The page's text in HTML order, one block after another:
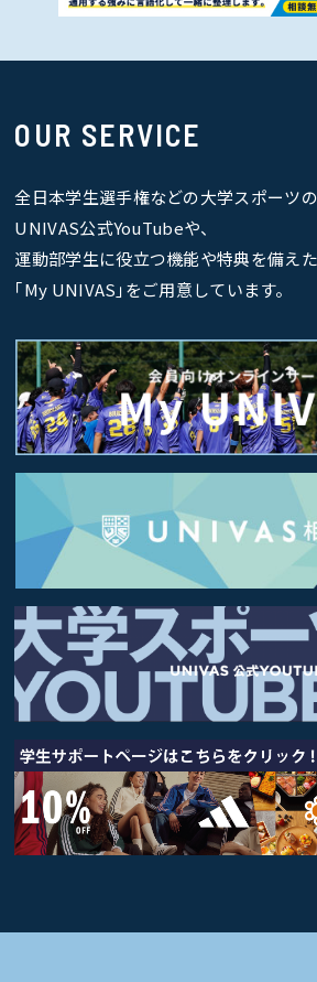
OUR SERVICE
全日本学生選手権などの大学スポーツ
UNIVAS公式YouTubeや、
運動部学生に役立つ機能や特典を備え
｢My UNIVAS｣をご用意しています。